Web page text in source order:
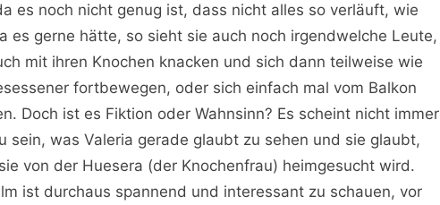
es noch nicht genug ist, dass nicht alles so verläuft, wie
es gerne hätte, so sieht sie auch noch irgendwelche Leute,
mit ihren Knochen knacken und sich dann teilweise wie
fortbewegen, oder sich einfach mal vom Balkon
Doch ist es Fiktion oder Wahnsinn? Es scheint nicht immer
sein, was Valeria gerade glaubt zu sehen und sie glaubt,
von der Huesera (der Knochenfrau) heimgesucht wird.
ist durchaus spannend und interessant zu schauen, vor